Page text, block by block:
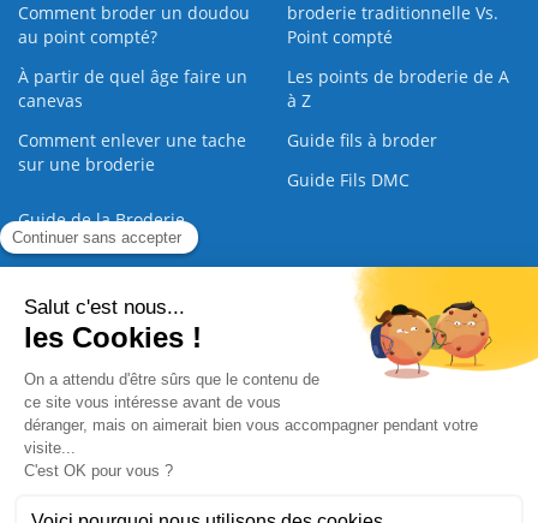
Comment broder un doudou
au point compté?
broderie traditionnelle Vs.
Point compté
À partir de quel âge faire un
canevas
Les points de broderie de A
à Z
Comment enlever une tache
sur une broderie
Guide fils à broder
Guide Fils DMC
Guide de la Broderie
Commande Papier | Nous contacter |
Paiement sécurisé |
2008 - 2026 © CreaMagic. ALL Rights Reserved.